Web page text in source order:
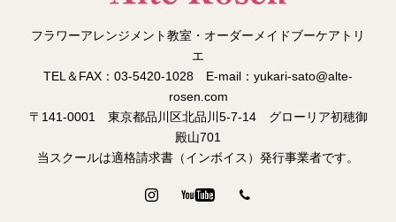
フラワーアレンジメント教室・オーダーメイドブーケアトリ
エ
TEL＆FAX：03-5420-1028 E-mail：yukari-sato@alte-
rosen.com
〒141-0001 東京都品川区北品川5-7-14 グローリア初穂御
殿山701
当スクールは適格請求書（インボイス）発行事業者です。